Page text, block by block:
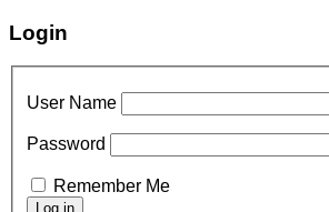
Login
User Name
Password
Remember Me